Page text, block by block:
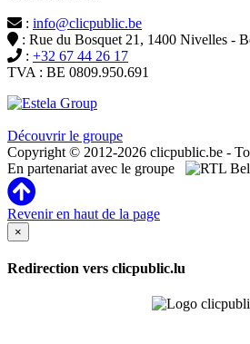
: info@clicpublic.be
: Rue du Bosquet 21, 1400 Nivelles -
: +32 67 44 26 17
TVA : BE 0809.950.691
Découvrir le groupe
Copyright © 2012-2026 clicpublic.be -
En partenariat avec le groupe
Revenir en haut de la page
×
Redirection vers clicpublic.lu